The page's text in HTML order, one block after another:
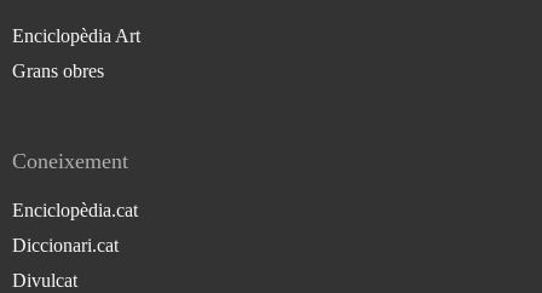
Enciclopèdia Art
Grans obres
Coneixement
Enciclopèdia.cat
Diccionari.cat
Divulcat